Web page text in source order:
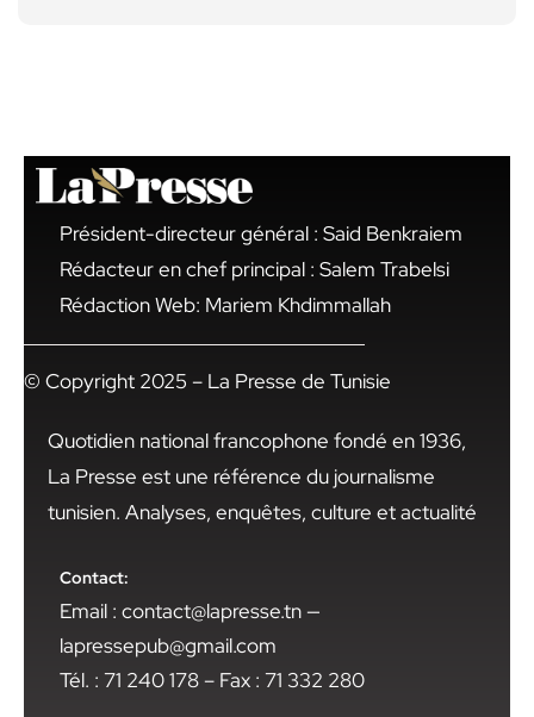
Président-directeur général : Said Benkraiem
Rédacteur en chef principal : Salem Trabelsi
Rédaction Web: Mariem Khdimmallah
© Copyright 2025 – La Presse de Tunisie
Quotidien national francophone fondé en 1936,
La Presse est une référence du journalisme
tunisien. Analyses, enquêtes, culture et actualité
Contact:
Email : contact@lapresse.tn —
lapressepub@gmail.com
Tél. : 71 240 178 – Fax : 71 332 280